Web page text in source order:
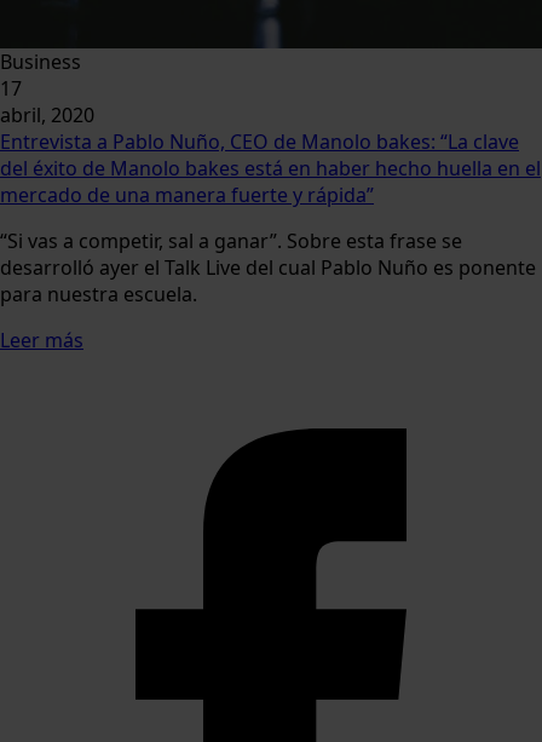
Business
17
abril, 2020
Entrevista a Pablo Nuño, CEO de Manolo bakes: “La clave
del éxito de Manolo bakes está en haber hecho huella en el
mercado de una manera fuerte y rápida”
“Si vas a competir, sal a ganar”. Sobre esta frase se
desarrolló ayer el Talk Live del cual Pablo Nuño es ponente
para nuestra escuela.
Leer más